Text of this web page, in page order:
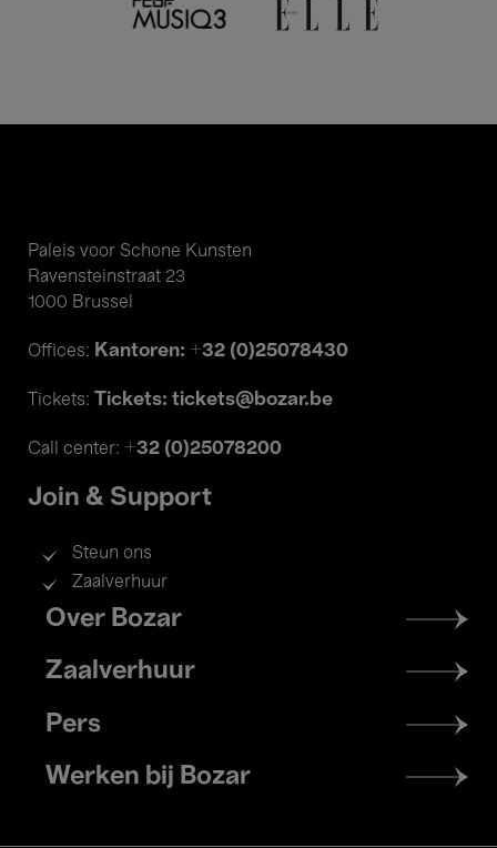
Paleis voor Schone Kunsten
Ravensteinstraat 23
1000 Brussel
Offices: Kantoren: +32 (0)25078430
Tickets: Tickets: tickets@bozar.be
Call center: +32 (0)25078200
Join & Support
Steun ons
Zaalverhuur
Footer
menu
Over Bozar
Zaalverhuur
Pers
Werken bij Bozar